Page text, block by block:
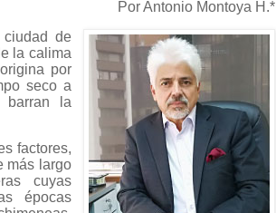
Por Antonio Montoya H.*
de
la calima
por
seco a
barran la
factores,
más largo
cuyas
épocas